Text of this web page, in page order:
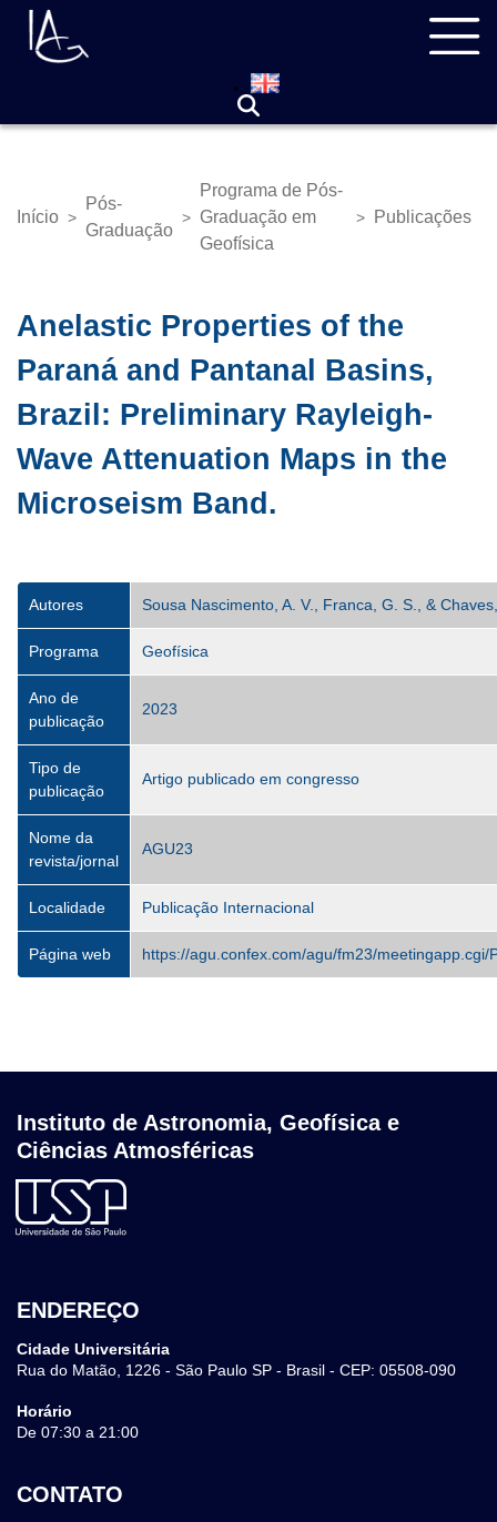
Pular
para
Trilha
Início >
Pós-
Graduação
>
Programa de Pós-
Graduação em
Geofísica
> Publicações
Anelastic Properties of the
Paraná and Pantanal Basins,
Brazil: Preliminary Rayleigh-
Wave Attenuation Maps in the
Microseism Band.
Autores Sousa Nascimento, A. V., Franca, G. S., &
Programa Geofísica
Ano de
publicação
2023
Tipo de
publicação
Artigo publicado em congresso
Nome da
revista/jornal
AGU23
Localidade Publicação Internacional
Página web https://agu.confex.com/agu/fm23/meetingapp.cgi/
Instituto de Astronomia, Geofísica e
Ciências Atmosféricas
ENDEREÇO
Cidade Universitária
Rua do Matão, 1226 - São Paulo SP - Brasil - CEP: 05508-090
Horário
De 07:30 a 21:00
CONTATO